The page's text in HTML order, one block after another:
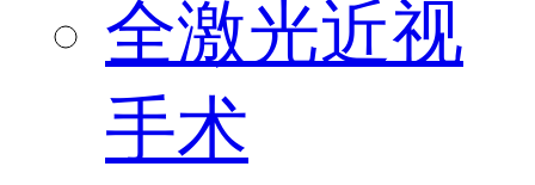
全激光近视
手术